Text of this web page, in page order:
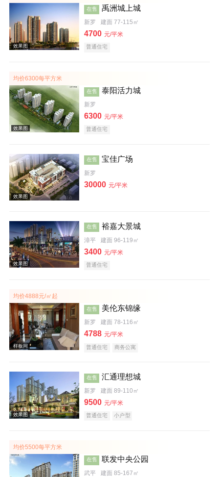
效果图
在售 禹洲城上城
新罗 建面 77-115㎡
4700 元/平米
普通住宅
均价6300每平方米
效果图
在售 泰阳活力城
新罗
6300 元/平米
普通住宅
效果图
在售 宝佳广场
新罗
30000 元/平米
在售 裕嘉大景城
漳平 建面 96-119㎡
3400 元/平米
普通住宅
均价4888元/㎡起
在售 美伦东锦缘
新罗 建面 78-116㎡
4788 元/平米
普通住宅 商务公寓
在售 汇通理想城
新罗 建面 89-110㎡
9500 元/平米
普通住宅 小户型
均价5500每平方米
在售 联发中央公园
武平 建面 85-167㎡